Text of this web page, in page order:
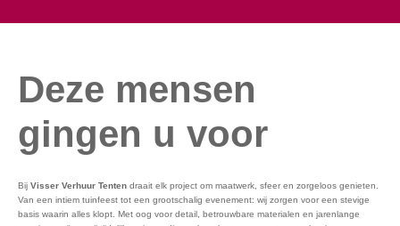
Deze mensen
gingen u voor
Bij Visser Verhuur Tenten draait elk project om maatwerk, sfeer en zorgeloos genieten.
Van een intiem tuinfeest tot een grootschalig evenement: wij zorgen voor een stevige
basis waarin alles klopt. Met oog voor detail, betrouwbare materialen en jarenlange